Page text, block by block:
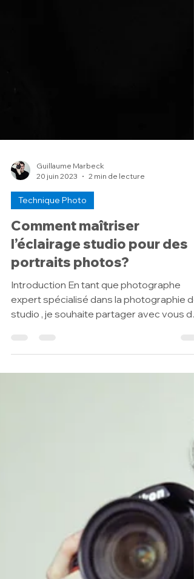
20 juin 2023
2 min de lecture
Technique Photo
Comment maîtriser
l’éclairage studio pour des
portraits photos?
Introduction En tant que photographe
expert spécialisé dans la photographie de